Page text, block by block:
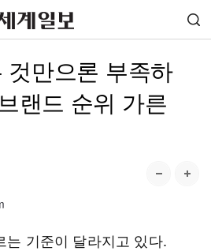
것만으론 부족하
랜드 순위 가른
는 기준이 달라지고 있다.